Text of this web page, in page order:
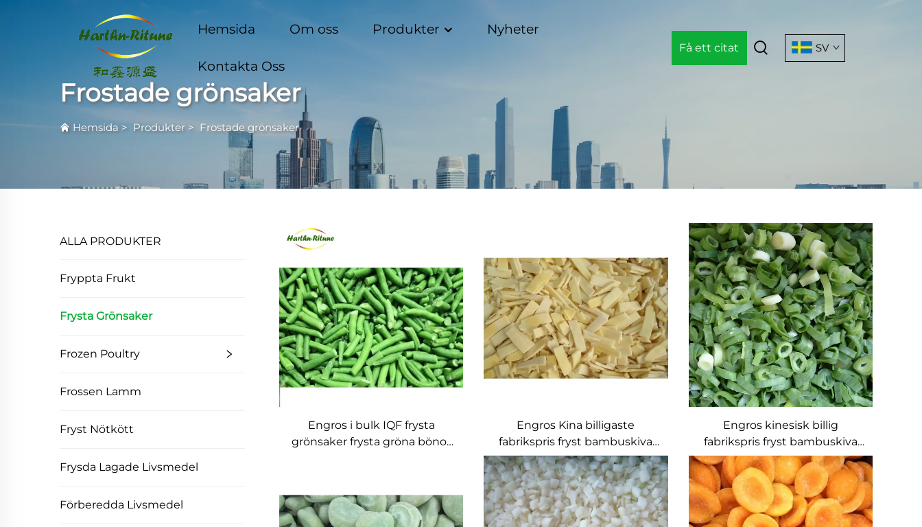
Hemsida Om oss Produkter Nyheter
Kontakta Oss
Få ett citat SV
Frostade grönsaker
Hemsida > Produkter > Frostade grönsaker
ALLA PRODUKTER
Fryppta Frukt
Frysta Grönsaker
Frozen Poultry
Frossen Lamm
Fryst Nötkött
Frysda Lagade Livsmedel
Förberedda Livsmedel
Engros i bulk IQF frysta
grönsaker frysta gröna bönor
Engros Kina billigaste
fabrikspris fryst bambuskiva
produkt
Engros kinesisk billig
fabrikspris fryst bambuskiva
produkt